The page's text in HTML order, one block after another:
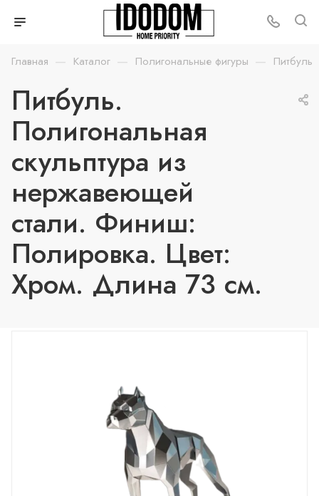
Главная — Каталог — Полигональные фигуры — Питбуль
Питбуль.
Полигональная
скульптура из
нержавеющей
стали. Финиш:
Полировка. Цвет:
Хром. Длина 73 см.